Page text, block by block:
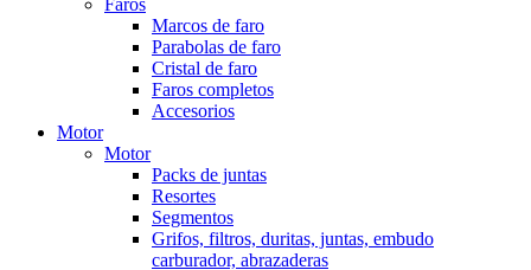
Marcos de faro
Parabolas de faro
Cristal de faro
Faros completos
Accesorios
Motor
Motor
Packs de juntas
Resortes
Segmentos
Grifos, filtros, duritas, juntas, embudo
carburador, abrazaderas